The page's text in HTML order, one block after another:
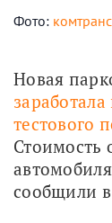
Фото:
тестового
Стоимость
сообщили